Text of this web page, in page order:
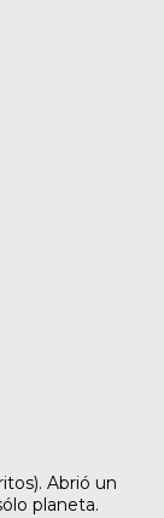
Abrió un
planeta.